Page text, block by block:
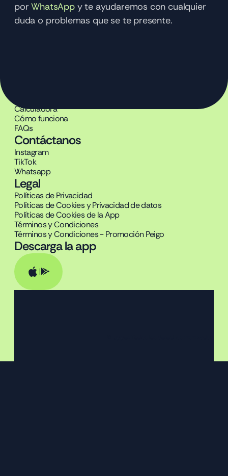
por WhatsApp y te ayudaremos con cualquier
duda o problemas que se te presente.
Calculadora
Cómo funciona
FAQs
Contáctanos
Instagram
TikTok
Whatsapp
Legal
Políticas de Privacidad
Políticas de Cookies y Privacidad de datos
Políticas de Cookies de la App
Términos y Condiciones
Términos y Condiciones - Promoción Peigo
Descarga la app